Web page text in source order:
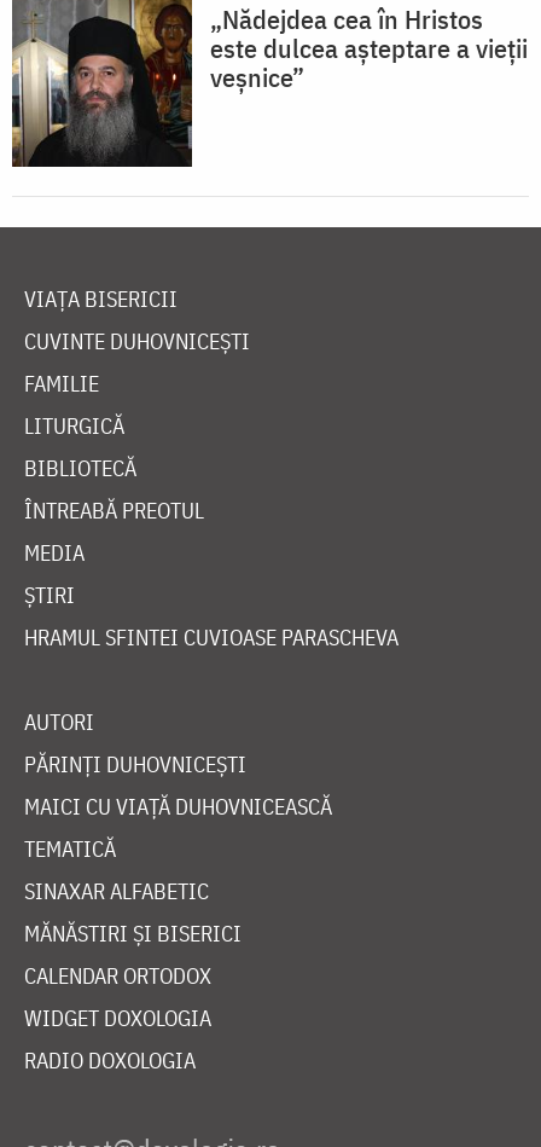
„Nădejdea cea în Hristos
este dulcea aşteptare a vieţii
veşnice”
VIAȚA BISERICII
CUVINTE DUHOVNICEȘTI
FAMILIE
LITURGICĂ
BIBLIOTECĂ
ÎNTREABĂ PREOTUL
MEDIA
ȘTIRI
HRAMUL SFINTEI CUVIOASE PARASCHEVA
AUTORI
PĂRINȚI DUHOVNICEȘTI
MAICI CU VIAȚĂ DUHOVNICEASCĂ
TEMATICĂ
SINAXAR ALFABETIC
MĂNĂSTIRI ȘI BISERICI
CALENDAR ORTODOX
WIDGET DOXOLOGIA
RADIO DOXOLOGIA